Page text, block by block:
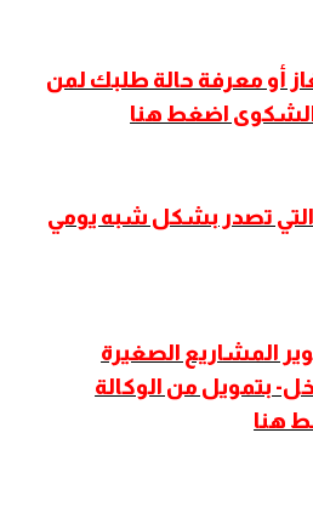
أو معرفة حالة طلبك لمن
اضغط هنا
تصدر بشكل شبه يومي
المشاريع الصغيرة
بتمويل من الوكالة